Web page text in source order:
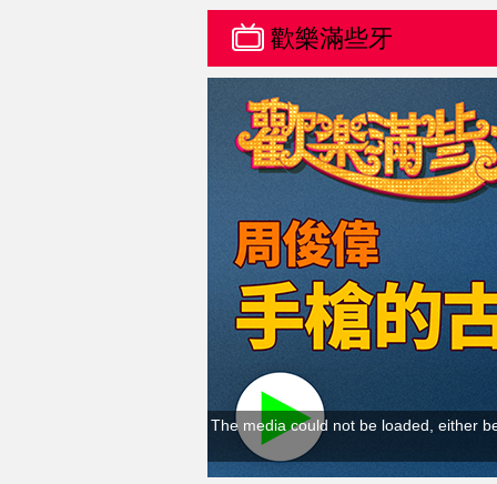
歡樂滿些牙
The media could not be loaded, either